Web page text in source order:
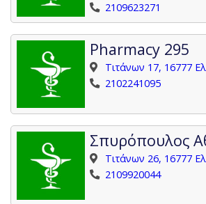
2109623271
Pharmacy 295
Τιτάνων 17, 16777
2102241095
Σπυρόπουλος
Τιτάνων 26, 16777
2109920044